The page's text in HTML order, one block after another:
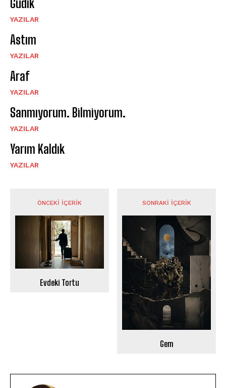
Gudik
YAZILAR
Astım
YAZILAR
Araf
YAZILAR
Sanmıyorum. Bilmiyorum.
YAZILAR
Yarım Kaldık
YAZILAR
ÖNCEKI İÇERIK
Evdeki Tortu
SONRAKI İÇERIK
Gem